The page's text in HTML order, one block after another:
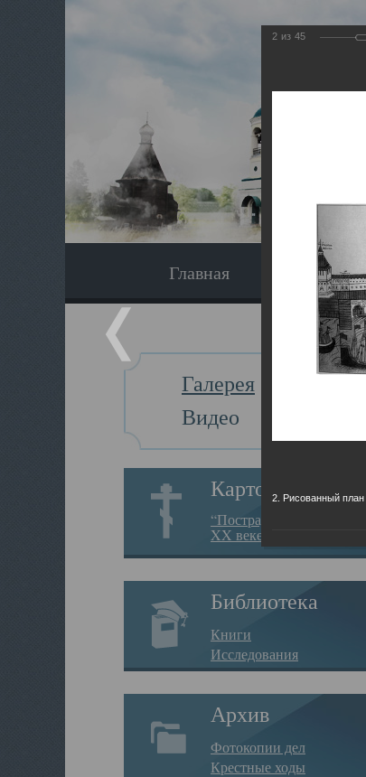
Главная
Галерея
Видео
Картотека
“Пострадавшие за веру в
XX веке на Севере”
Библиотека
Книги
Исследования
Архив
Фотокопии дел
Крестные ходы
2 из 45
2. Рисованный план